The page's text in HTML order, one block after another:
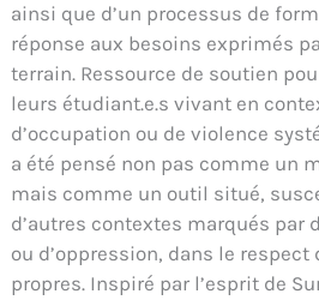
ainsi que d’un processus de
réponse aux besoins exprimés
terrain. Ressource de soutien
leurs étudiant.e.s vivant en
d’occupation ou de violence
a été pensé non pas comme un
mais comme un outil situé,
d’autres contextes marqués par
ou d’oppression, dans le
propres. Inspiré par l’esprit de